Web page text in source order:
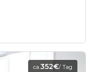
ca.352€/ Tag